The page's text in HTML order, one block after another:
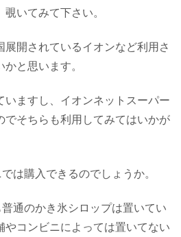
いてみて下さい。
展開されているイオンなど利用さ
と思います。
いますし、イオンネットスーパー
でそちらも利用してみてはいかが
は購入できるのでしょうか。
通のかき氷シロップは置いてい
やコンビニによっては置いてない